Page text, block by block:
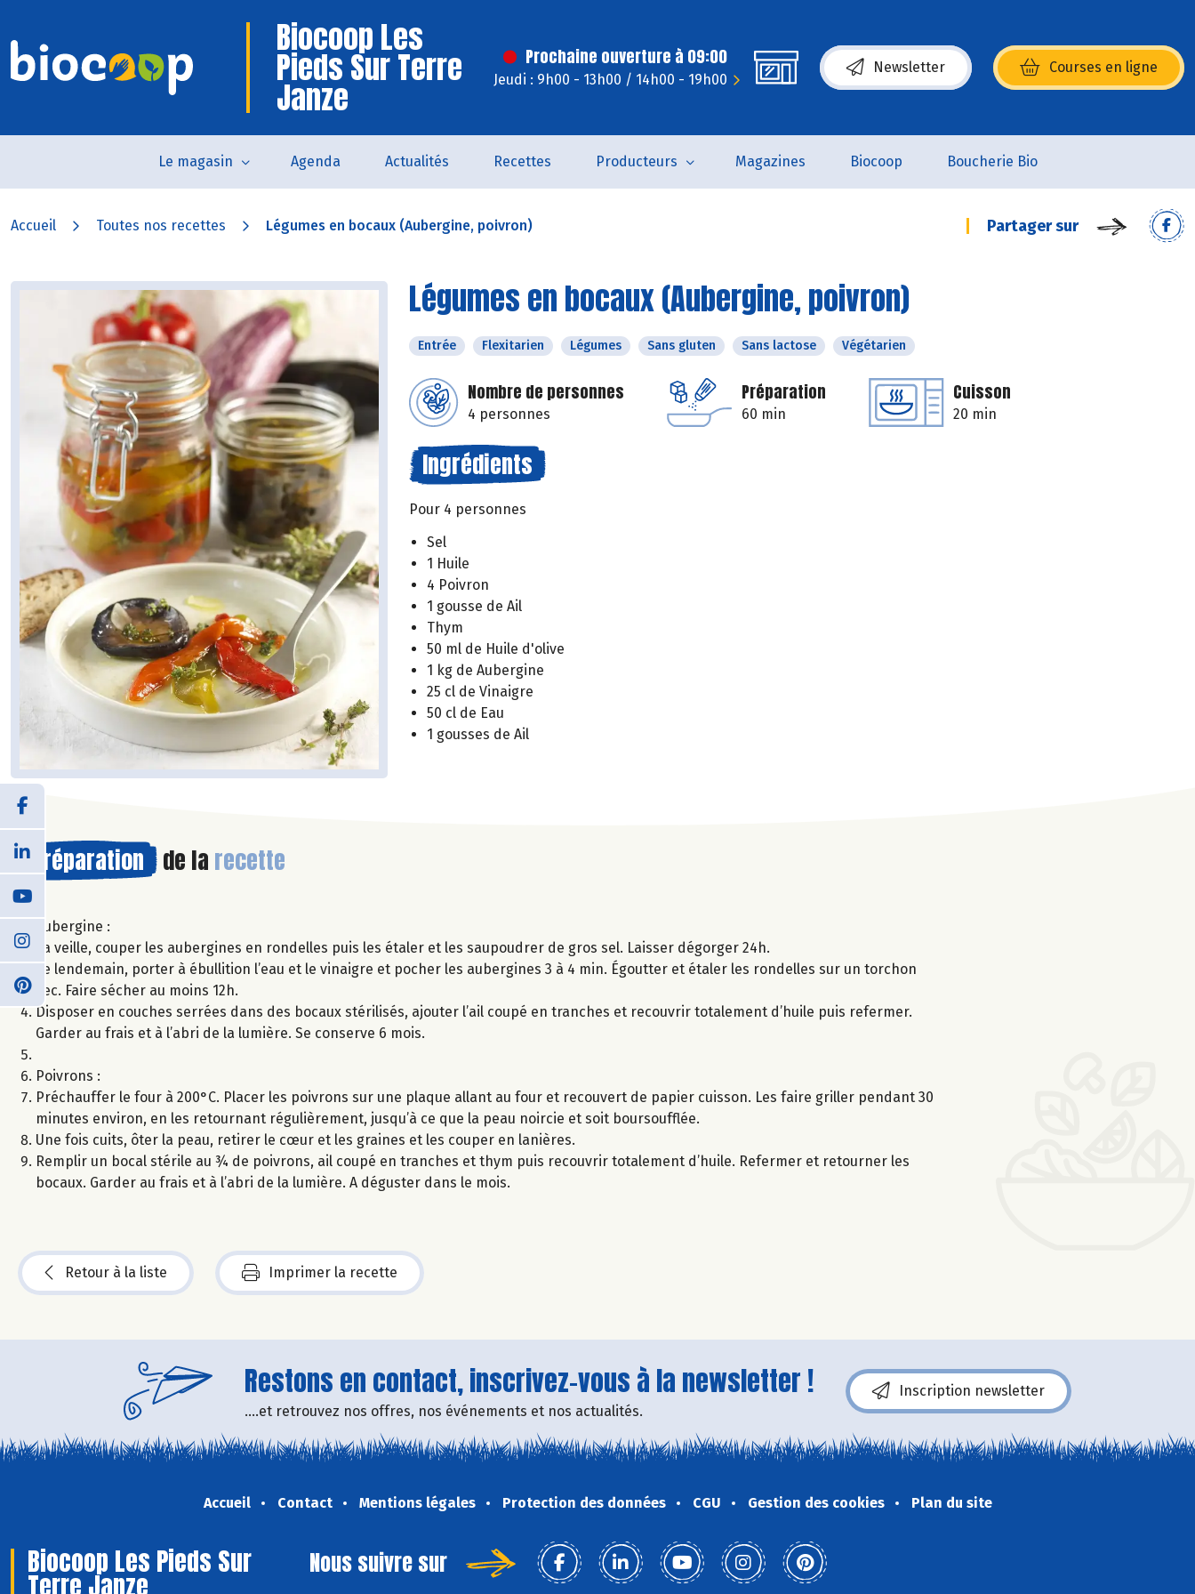
Biocoop Les
Pieds Sur Terre
Janze
Prochaine ouverture à 09:00
Jeudi : 9h00 - 13h00 / 14h00 - 19h00
Newsletter Courses en ligne
(s’ouvre dans une nouvelle fenêtre)
Le magasin Agenda Actualités Recettes Producteurs Magazines Biocoop Boucherie Bio
Accueil Toutes nos recettes Légumes en bocaux (Aubergine, poivron) Partager sur
Légumes en bocaux (Aubergine, poivron)
Entrée Flexitarien Légumes Sans gluten Sans lactose Végétarien
Nombre de personnes
4 personnes
Préparation
60 min
Cuisson
20 min
Ingrédients
Pour 4 personnes
Sel
1 Huile
4 Poivron
1 gousse de Ail
Thym
50 ml de Huile d'olive
1 kg de Aubergine
25 cl de Vinaigre
50 cl de Eau
1 gousses de Ail
Préparation de la recette
Aubergine :
La veille, couper les aubergines en rondelles puis les étaler et les saupoudrer de gros sel. Laisser dégorger 24h.
Le lendemain, porter à ébullition l’eau et le vinaigre et pocher les aubergines 3 à 4 min. Égoutter et étaler les rondelles sur un torchon
sec. Faire sécher au moins 12h.
Disposer en couches serrées dans des bocaux stérilisés, ajouter l’ail coupé en tranches et recouvrir totalement d’huile puis refermer.
Garder au frais et à l’abri de la lumière. Se conserve 6 mois.
Poivrons :
Préchauffer le four à 200°C. Placer les poivrons sur une plaque allant au four et recouvert de papier cuisson. Les faire griller pendant 30
minutes environ, en les retournant régulièrement, jusqu’à ce que la peau noircie et soit boursoufflée.
Une fois cuits, ôter la peau, retirer le cœur et les graines et les couper en lanières.
Remplir un bocal stérile au ¾ de poivrons, ail coupé en tranches et thym puis recouvrir totalement d’huile. Refermer et retourner les
bocaux. Garder au frais et à l’abri de la lumière. A déguster dans le mois.
Retour à la liste Imprimer la recette
Restons en contact, inscrivez-vous à la newsletter !
....et retrouvez nos offres, nos événements et nos actualités.
Inscription newsletter
Accueil Contact Mentions légales Protection des données CGU Gestion des cookies Plan du site
Biocoop Les Pieds Sur
Terre Janze
Nous suivre sur